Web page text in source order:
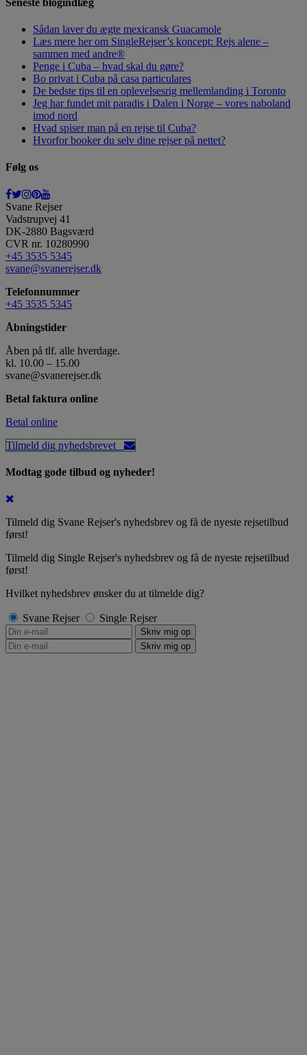
Sådan laver du ægte mexicansk Guacamole
Læs mere her om SingleRejser’s koncept: Rejs alene –
sammen med andre®
Penge i Cuba – hvad skal du gøre?
Bo privat i Cuba på casa particulares
De bedste tips til en oplevelsesrig mellemlanding i Toronto
Jeg har fundet mit paradis i Dalen i Norge – vores naboland
imod nord
Hvad spiser man på en rejse til Cuba?
Hvorfor booker du selv dine rejser på nettet?
Følg os
Svane Rejser
Vadstrupvej 41
DK-2880 Bagsværd
CVR nr. 10280990
+45 3535 5345
svane@svanerejser.dk
Telefonnummer
+45 3535 5345
Åbningstider
Åben på tlf. alle hverdage.
kl. 10.00 – 15.00
svane@svanerejser.dk
Betal faktura online
Betal online
Tilmeld dig nyhedsbrevet
Modtag gode tilbud og nyheder!
Tilmeld dig Svane Rejser's nyhedsbrev og få de nyeste rejsetilbud
først!
Tilmeld dig Single Rejser's nyhedsbrev og få de nyeste rejsetilbud
først!
Hvilket nyhedsbrev ønsker du at tilmelde dig?
Svane Rejser Single Rejser